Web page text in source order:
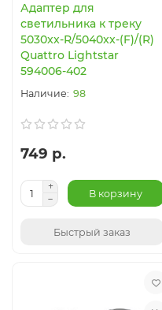
Адаптер для
светильника к треку
5030xx-R/5040xx-(F)/(R)
Quattro Lightstar
594006-402
98
749 р.
В корзину
Быстрый заказ